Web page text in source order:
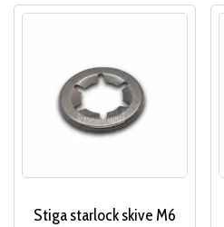
Stiga starlock skive M6